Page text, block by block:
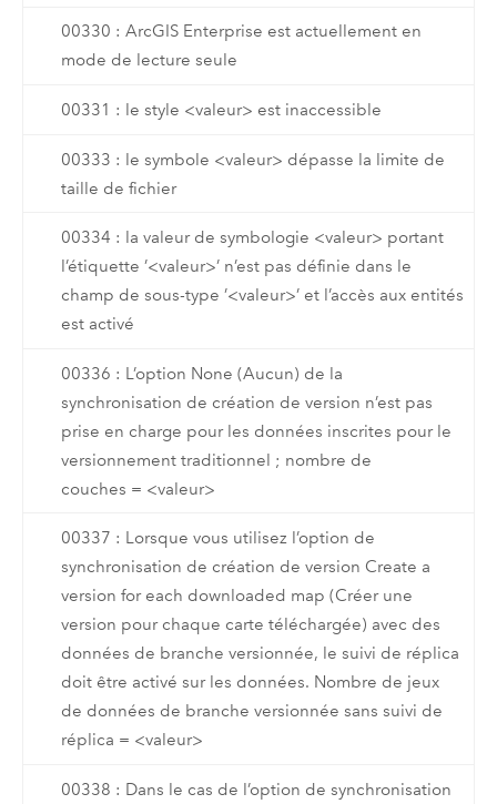
00330 : ArcGIS Enterprise est actuellement en
mode de lecture seule
00331 : le style <valeur> est inaccessible
00333 : le symbole <valeur> dépasse la limite de
taille de fichier
00334 : la valeur de symbologie <valeur> portant
l’étiquette ’<valeur>’ n’est pas définie dans le
champ de sous-type ’<valeur>’ et l’accès aux entités
est activé
00336 : L’option None (Aucun) de la
synchronisation de création de version n’est pas
prise en charge pour les données inscrites pour le
versionnement traditionnel ; nombre de
couches = <valeur>
00337 : Lorsque vous utilisez l’option de
synchronisation de création de version Create a
version for each downloaded map (Créer une
version pour chaque carte téléchargée) avec des
données de branche versionnée, le suivi de réplica
doit être activé sur les données. Nombre de jeux
de données de branche versionnée sans suivi de
réplica = <valeur>
00338 : Dans le cas de l’option de synchronisation